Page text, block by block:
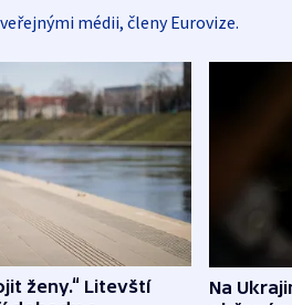
médii, členy Eurovize.
ženy.“ Litevští
Na